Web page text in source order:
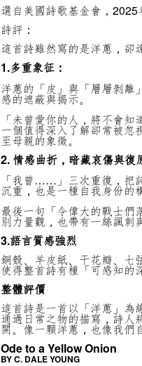
選自美國詩歌基金會，2025
詩評：
這首詩雖然寫的是洋蔥，卻
1.多重象征：
洋蔥的「皮」與「層層剝
感的遮蔽與揭示。
「未曾愛你的人，將不會
一個值得深入了解卻常被忽
至母親的象徵。
2. 情感曲折，暗藏哀傷與復
「我曾……」三次重復，把
沉重，也是一種自我身份的
最後一句「令偉大的戰士們
別力量觀，也帶有一絲諷刺
3.語言質感強烈
銅殼、羊皮紙、干花瓣、
使得整首詩有種「可感知
整體評價
這首詩是一首以「洋蔥」為
通過日常之物的描寫，詩人
開。像一顆洋蔥，也像我們
Ode to a Yellow Onion
BY C. DALE YOUNG